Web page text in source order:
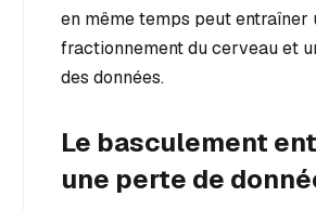
en même temps peut entraîner
fractionnement du cerveau et
des données.
Le basculement
une perte de